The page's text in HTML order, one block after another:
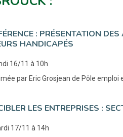
: PRÉSENTATION DES
HANDICAPÉS
16/11 à 10h
par Eric Grosjean de Pôle emploi
LES ENTREPRISES :
17/11 à 14h